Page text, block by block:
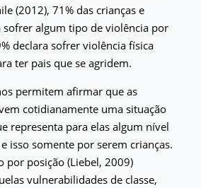
(2012), 71% das crianças e
sofrer algum tipo de violência por
declara sofrer violência física
ter pais que se agridem.
permitem afirmar que as
cotidianamente uma situação
representa para elas algum nível
isso somente por serem crianças.
por posição (Liebel, 2009)
vulnerabilidades de classe,